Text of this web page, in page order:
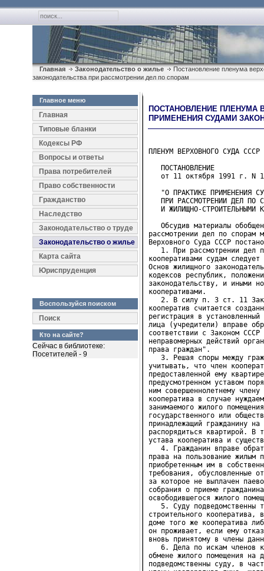
Главная Законодательство о жилье
Постановление пленума
законодательства при рассмотрении дел по спорам
Главное меню
Главная
Типовые бланки
Кодексы РФ
Вопросы и ответы
Права потребителей
Право собственности
Гражданство
Наследство
Законодательство о труде
Законодательство о жилье
Карта сайта
Юриспруденция
Воспользуйся поиском
Поиск
Кто на сайте?
Сейчас в библиотеке:
Посетителей - 9
ПОСТАНОВЛЕНИЕ ПЛЕНУМА
ПРИМЕНЕНИЯ СУДАМИ
ПЛЕНУМ ВЕРХОВНОГО СУДА СССР
ПОСТАНОВЛЕНИЕ
от 11 октября 1991 г. N
"О ПРАКТИКЕ ПРИМЕНЕНИЯ
ПРИ РАССМОТРЕНИИ ДЕЛ ПО
И ЖИЛИЩНО-СТРОИТЕЛЬНЫМИ
Обсудив материалы обобщения практики применения судами законодательства при 
рассмотрении дел по спорам между гражданами и жилищно-строительными кооперативами, Пленум 
Верховного Суда СССР постановляет дать судам следующие разъяснения:
   1. При рассмотрении дел по спорам между гражданами и жилищно-строительными 
кооперативами судам следует руководствоваться нормами Закона СССР "О кооперации в СССР", 
Основ жилищного законодательства, законодательства о праве собственности, жилищных 
кодексов республик, положениями устава данного кооператива, не противоречащими данному 
законодательству, и иными нормативными актами, регулирующими отношения между гражданами и 
кооперативами.
   2. В силу п. 3 ст. 11 Закона СССР "О кооперации в СССР" жилищно-строительный 
кооператив считается созданным с момента его государственной регистрации. Если 
регистрация в установленный срок не произведена либо в ней отказано, заинтересованные 
лица (учредители) вправе обратиться в суд с жалобой, которая рассматривается в 
соответствии с Законом СССР от 2 ноября 1989 года "О порядке обжалования в суд 
неправомерных действий органов государственного управления и должностных лиц, ущемляющих 
права граждан".
   3. Решая споры между гражданами и жилищно-строительными кооперативами, суды должны 
учитывать, что член кооператива имеет, в частности, право: проживать со своей семьей в 
предоставленной ему квартире в доме кооператива; добровольно выбыть из кооператива; в 
предусмотренном уставом порядке передать пай любому постоянно проживающему совместно с 
ним совершеннолетнему члену семьи; получить освободившуюся квартиру в доме того же 
кооператива в случае нуждаемости в улучшении жилищных условий; произвести обмен 
занимаемого жилого помещения на другое жилое помещение, в том числе в доме 
государственного или общественного жилищного фонда, либо на жилой дом (часть дома), 
принадлежащий гражданину на праве собственности; при полной выплате паевого взноса - 
распорядиться квартирой. В то же время члены кооператива обязаны выполнять требования 
устава кооператива и существующие правила пользования жилыми помещениями.
   4. Гражданин вправе обратиться в суд с иском о защите нарушенного или оспариваемого 
права на пользование жилым помещением, предоставленным ему как члену кооператива или 
приобретенным им в собственность. Судебному рассмотрению подлежат, в частности, 
требования, обусловленные отказом члену кооператива в выдаче ордера на жилое помещение, 
за которое не выплачен паевой взнос, а также возникшие в связи с отменой решений общего 
собрания о приеме гражданина в члены кооператива либо о предоставлении члену кооператива 
освободившегося жилого помещения в порядке улучшения жилищных условий.
   5. Суду подведомственны также дела по спорам о праве на получение членом жилищно-
строительного кооператива, в порядке улучшения его жилищных условий, свободной квартиры в 
доме того же кооператива либо о передаче ему освободившейся комнаты в квартире, в которой 
он проживает, если ему отказано в этом ввиду предоставления квартиры или комнаты лицу, 
вновь принятому в члены данного кооператива, либо по другим основаниям.
   6. Дела по искам членов кооператива, не выплативших паевой взнос за квартиру, об 
обмене жилого помещения на другое, в том числе расположенное в другом населенном пункте, 
подведомственны суду, в